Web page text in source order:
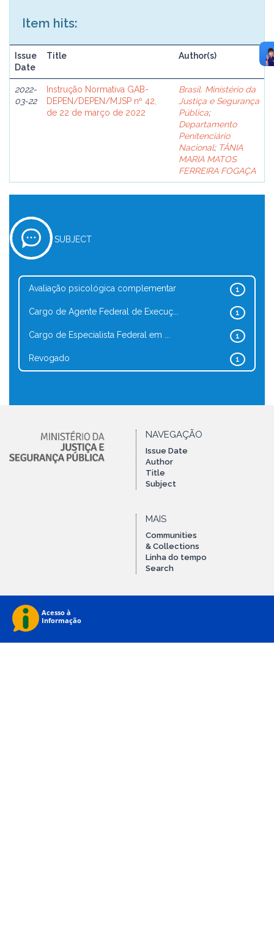
Item hits:
Issue
Date
Title Author(s)
2022-
03-22
Instrução Normativa GAB-
DEPEN/DEPEN/MJSP nº 42,
de 22 de março de 2022
Brasil. Ministério da
Justiça e Segurança
Pública;
Departamento
Penitenciário
Nacional; TÂNIA
MARIA MATOS
FERREIRA FOGAÇA
SUBJECT
1
Avaliação psicológica complementar
1
Cargo de Agente Federal de Execuç...
1
Cargo de Especialista Federal em ...
1
Revogado
NAVEGAÇÃO
Issue Date
Author
Title
Subject
MAIS
Communities
& Collections
Linha do tempo
Search